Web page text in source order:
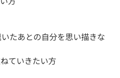
たあとの自分を思い描きな
ていきたい方